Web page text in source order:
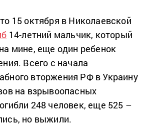
15 октября в Николаевской
14-летний мальчик, который
мине, еще один ребенок
Всего с начала
вторжения РФ в Украину
на взрывоопасных
248 человек, еще 525 –
но выжили.